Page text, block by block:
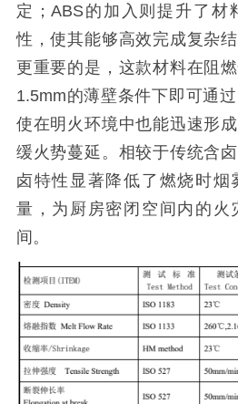
定； ABS的加入则提升了材
性，使其能够高效完成复杂
更重要的是，这款材料在阻
1.5mm的薄壁条件下即可通
使在明火环境中也能迅速形
缓火势蔓延。相较于传统含
卤特性显著降低了燃烧时烟
量，为厨房密闭空间内的火
间。